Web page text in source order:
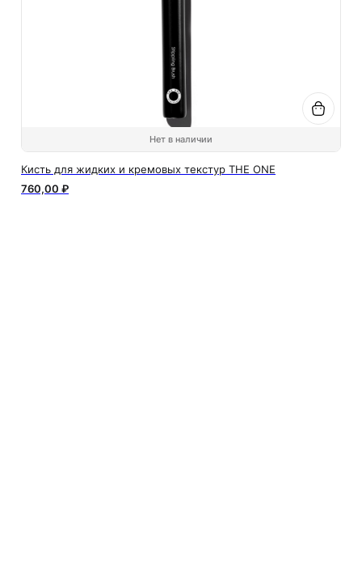
Нет в наличии
Кисть для жидких и кремовых текстур THE ONE
760,00 ₽